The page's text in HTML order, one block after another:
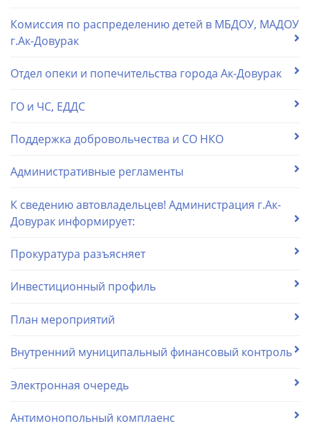
Комиссия по распределению детей в МБДОУ, МАДОУ
г.Ак-Довурак
Отдел опеки и попечительства города Ак-Довурак
ГО и ЧС, ЕДДС
Поддержка добровольчества и СО НКО
Административные регламенты
К сведению автовладельцев! Администрация г.Ак-
Довурак информирует:
Прокуратура разъясняет
Инвестиционный профиль
План мероприятий
Внутренний муниципальный финансовый контроль
Электронная очередь
Антимонопольный комплаенс